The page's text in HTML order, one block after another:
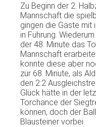
Zu Beginn der 2.
Mannschaft die
gingen die Gäste mit
in Führung.
der 48. Minute das
Mannschaft
konnte diese aber
zur 68. Minute, als
den 2:2
Glück hätte in der
Torchance der
können, doch der
Blausteiner vorbei.